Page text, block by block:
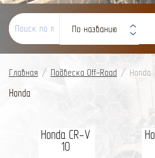
По названию
Главная / Подвеска Off-Road / Honda
Honda
Honda CR-V
10